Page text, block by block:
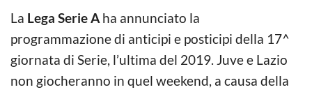
La Lega Serie A ha annunciato la
programmazione di anticipi e posticipi della 17^
giornata di Serie, l’ultima del 2019. Juve e Lazio
non giocheranno in quel weekend, a causa della